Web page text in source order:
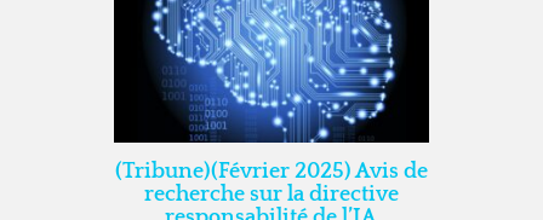
(Tribune)(Février 2025) Avis de
recherche sur la directive